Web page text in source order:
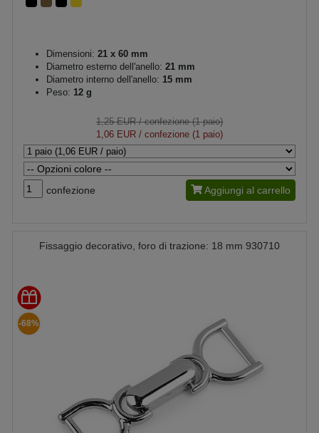
Dimensioni: 21 x 60 mm
Diametro esterno dell'anello: 21 mm
Diametro interno dell'anello: 15 mm
Peso: 12 g
1,25 EUR/ confezione (1 paio)
1,06 EUR / confezione (1 paio)
confezione Aggiungi al carrello
Fissaggio decorativo, foro di trazione: 18 mm 930710
-68%